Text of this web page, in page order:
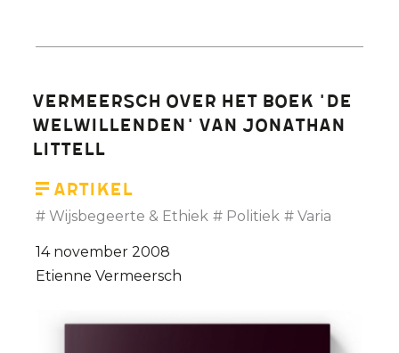
Jaap
Kruithof
van
Vermeersch over het boek 'De
welwillenden' van Jonathan
Littell
Artikel
Wijsbegeerte & Ethiek Politiek Varia
14 november 2008
Etienne Vermeersch